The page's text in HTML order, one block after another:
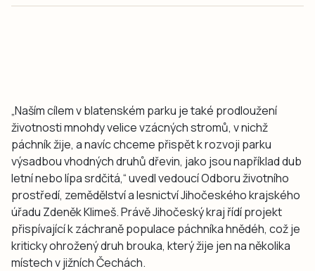
„Naším cílem v blatenském parku je také prodloužení
životnosti mnohdy velice vzácných stromů, v nichž
páchník žije, a navíc chceme přispět k rozvoji parku
výsadbou vhodných druhů dřevin, jako jsou například dub
letní nebo lípa srdčitá,“ uvedl vedoucí Odboru životního
prostředí, zemědělství a lesnictví Jihočeského krajského
úřadu Zdeněk Klimeš. Právě Jihočeský kraj řídí projekt
přispívající k záchraně populace páchníka hnědéh, což je
kriticky ohrožený druh brouka, který žije jen na několika
místech v jižních Čechách.